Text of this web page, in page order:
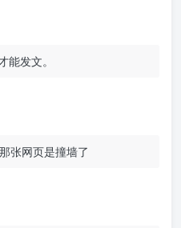
能发文。
张网页是撞墙了